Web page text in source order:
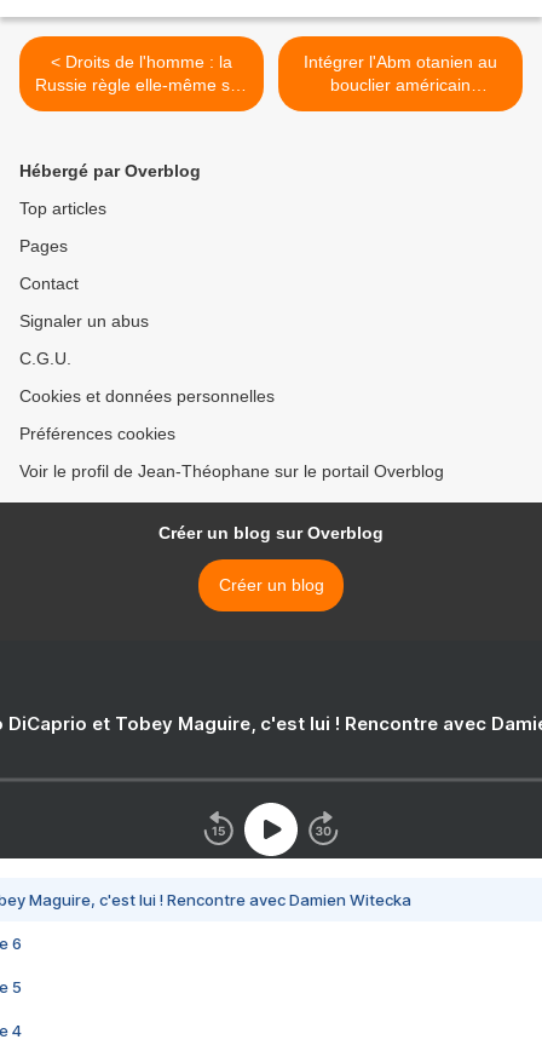
< Droits de l'homme : la
Russie règle elle-même ses
problèmes (Medvedev)
Intégrer l'Abm otanien au
bouclier américain
(Appathurai) >
Hébergé par Overblog
Top articles
Pages
Contact
Signaler un abus
C.G.U.
Cookies et données personnelles
Préférences cookies
Voir le profil de Jean-Théophane sur le portail Overblog
Créer un blog sur Overblog
Créer un blog
DiCaprio et Tobey Maguire, c'est lui ! Rencontre avec
Maguire, c'est lui ! Rencontre avec Damien Witecka
6
5
4